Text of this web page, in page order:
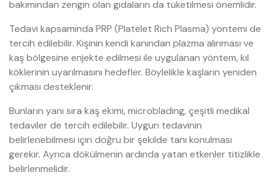
bakımından zengin olan gıdaların da tüketilmesi önemlidir.
Tedavi kapsamında PRP (Platelet Rich Plasma) yöntemi de
tercih edilebilir. Kişinin kendi kanından plazma alınması ve
kaş bölgesine enjekte edilmesi ile uygulanan yöntem, kıl
köklerinin uyarılmasını hedefler. Böylelikle kaşların yeniden
çıkması desteklenir.
Bunların yanı sıra kaş ekimi, microblading, çeşitli medikal
tedaviler de tercih edilebilir. Uygun tedavinin
belirlenebilmesi için doğru bir şekilde tanı konulması
gerekir. Ayrıca dökülmenin ardında yatan etkenler titizlikle
belirlenmelidir.